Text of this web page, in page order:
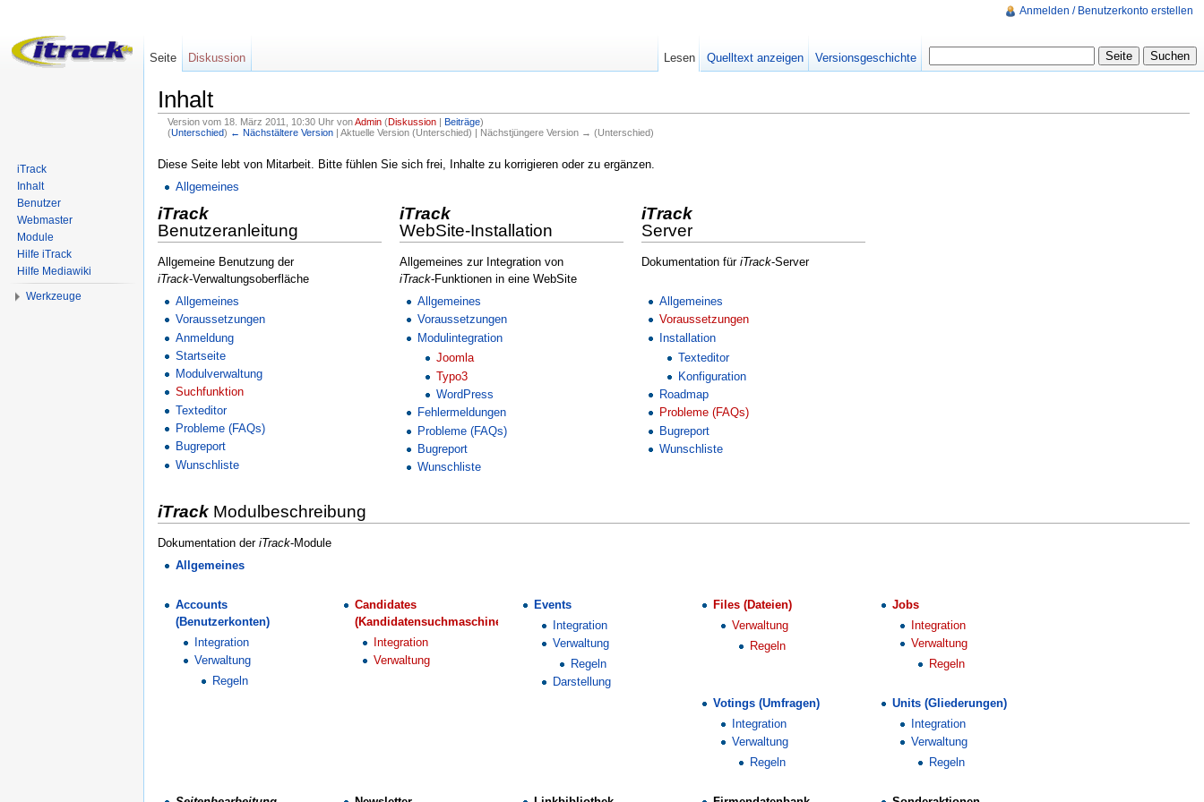
Inhalt
Version vom 18. März 2011, 10:30 Uhr vonAdmin (Diskussion| Beiträge)
(Unterschied) ← Nächstältere Version| Aktuelle Version (Unterschied) | Nächstjüngere Version → (Unterschied)
Diese Seite lebt von Mitarbeit. Bitte fühlen Sie sich frei, Inhalte zu korrigieren oder zu ergänzen.
Allgemeines
iTrack
Benutzeranleitung
Allgemeine Benutzung der
iTrack-Verwaltungsoberfläche
Allgemeines
Voraussetzungen
Anmeldung
Startseite
Modulverwaltung
Suchfunktion
Texteditor
Probleme (FAQs)
Bugreport
Wunschliste
iTrack
WebSite-Installation
Allgemeines zur Integration von
iTrack-Funktionen in eine WebSite
Allgemeines
Voraussetzungen
Modulintegration
Joomla
Typo3
WordPress
Fehlermeldungen
Probleme (FAQs)
Bugreport
Wunschliste
iTrack
Server
Dokumentation für iTrack-Server
Allgemeines
Voraussetzungen
Installation
Texteditor
Konfiguration
Roadmap
Probleme (FAQs)
Bugreport
Wunschliste
iTrack Modulbeschreibung
Dokumentation der iTrack-Module
Allgemeines
Accounts
(Benutzerkonten)
Integration
Verwaltung
Regeln
Candidates
(Kandidatensuchmaschine)
Integration
Verwaltung
Events
Integration
Verwaltung
Regeln
Darstellung
Files (Dateien)
Verwaltung
Regeln
Jobs
Integration
Verwaltung
Regeln
Votings (Umfragen)
Integration
Verwaltung
Regeln
Units (Gliederungen)
Integration
Verwaltung
Regeln
Anmelden / Benutzerkonto erstellen
Seite Diskussion Lesen Quelltext anzeigen Versionsgeschichte
iTrack
Inhalt
Benutzer
Webmaster
Module
Hilfe iTrack
Hilfe Mediawiki
Werkzeuge